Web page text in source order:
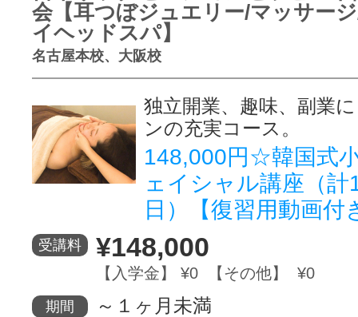
会【耳つぼジュエリー/マッサー
イヘッドスパ】
名古屋本校、大阪校
独立開業、趣味、副業
ンの充実コース。
148,000円☆韓国式
ェイシャル講座（計
日）【復習用動画付
受講料 ¥148,000
【入学金】 ¥0 【その他】 ¥0
期間 ～１ヶ月未満